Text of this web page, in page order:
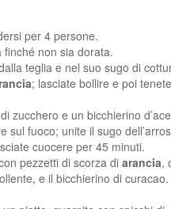
per 4 persone.
finché non sia dorata.
teglia e nel suo sugo di
; lasciate bollire e poi
zucchero e un bicchierino
sul fuoco; unite il sugo
cuocere per 45 minuti.
pezzetti di scorza di arancia,
e il bicchierino di curacao.